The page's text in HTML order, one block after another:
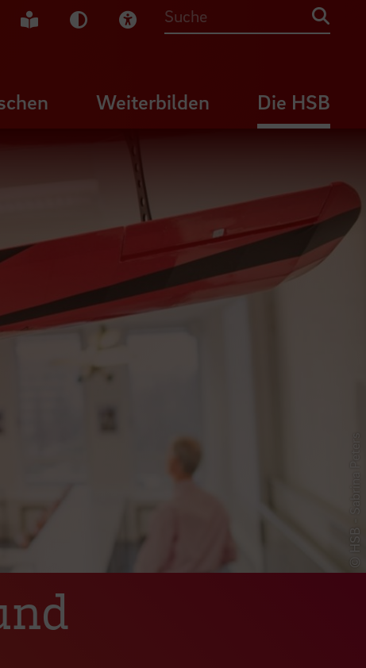
Gebärdensprache
Leichte Sprache
Dunkel-Modus
Visuelle Hilfe
Suche
Weiterbilden Die HSB
© HSB - Sabrina Peters